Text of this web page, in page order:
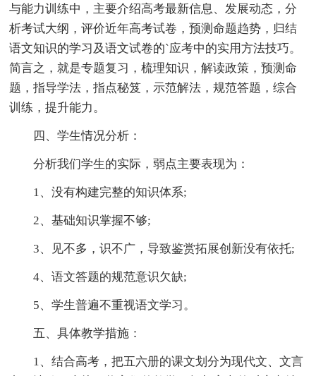
与能力训练中，主要介绍高考最新信息、发展动态，分
析考试大纲，评价近年高考试卷，预测命题趋势，归结
语文知识的学习及语文试卷的`应考中的实用方法技巧。
简言之，就是专题复习，梳理知识，解读政策，预测命
题，指导学法，指点秘笈，示范解法，规范答题，综合
训练，提升能力。
四、学生情况分析：
分析我们学生的实际，弱点主要表现为：
1、没有构建完整的知识体系;
2、基础知识掌握不够;
3、见不多，识不广，导致鉴赏拓展创新没有依托;
4、语文答题的规范意识欠缺;
5、学生普遍不重视语文学习。
五、具体教学措施：
1、结合高考，把五六册的课文划分为现代文、文言